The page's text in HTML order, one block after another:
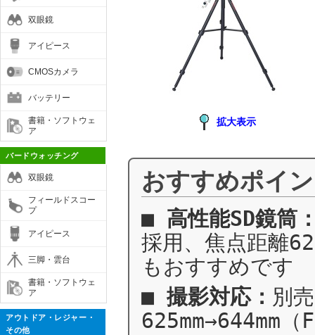
双眼鏡
アイピース
CMOSカメラ
バッテリー
書籍・ソフトウェ
ア
バードウォッチング
双眼鏡
フィールドスコー
プ
アイピース
三脚・雲台
書籍・ソフトウェ
ア
アウトドア・レジャー・
その他
拡大表示
おすすめポイ
■ 高性能SD鏡筒
採用、焦点距離
もおすすめです
■撮影対応： 別
625mm→644mm